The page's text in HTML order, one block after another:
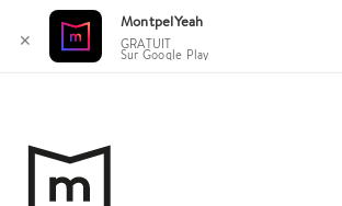
contenu
✕
MontpelYeah
GRATUIT
Sur Google Play